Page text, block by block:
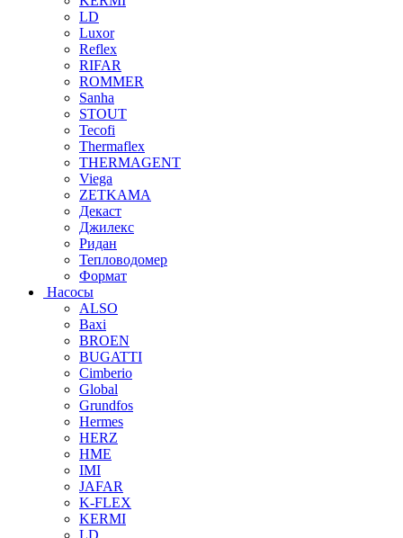
LD
Luxor
Reflex
RIFAR
ROMMER
Sanha
STOUT
Tecofi
Thermaflex
THERMAGENT
Viega
ZETKAMA
Декаст
Джилекс
Ридан
Тепловодомер
Формат
Насосы
ALSO
Baxi
BROEN
BUGATTI
Cimberio
Global
Grundfos
Hermes
HERZ
HME
IMI
JAFAR
K-FLEX
KERMI
LD